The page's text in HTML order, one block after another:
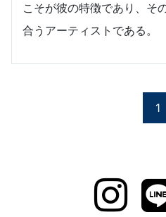
こそが彼の特徴であり、そ
合うアーティストである。
1